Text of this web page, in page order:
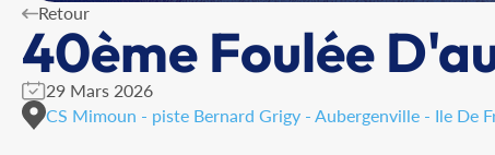
Retour
40ème Foulée
29 Mars 2026
CS Mimoun - piste Bernard Grigy - Aubergenville - Ile De